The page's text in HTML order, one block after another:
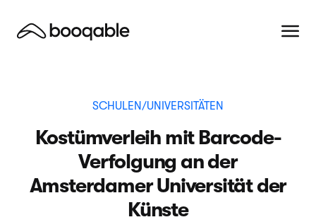
SCHULEN/UNIVERSITÄTEN
Kostümverleih mit Barcode-
Verfolgung an der
Amsterdamer Universität der
Künste